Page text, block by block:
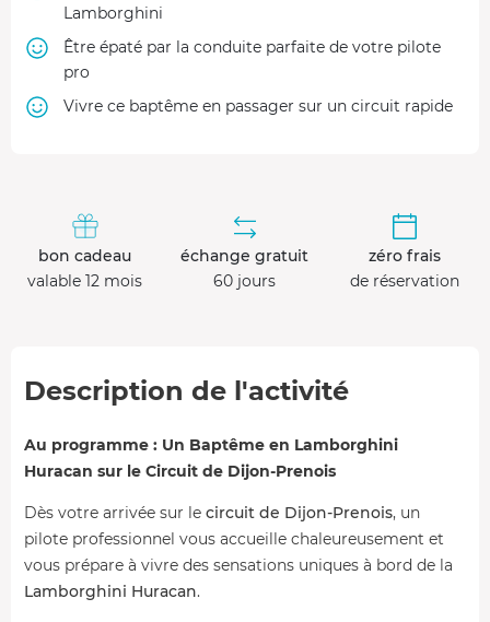
Lamborghini
Être épaté par la conduite parfaite de votre pilote
pro
Vivre ce baptême en passager sur un circuit rapide
bon cadeau
valable 12 mois
échange gratuit
60 jours
zéro frais
de réservation
Description de l'activité
Au programme : Un Baptême en Lamborghini
Huracan sur le Circuit de Dijon-Prenois
Dès votre arrivée sur le circuit de Dijon-Prenois, un
pilote professionnel vous accueille chaleureusement et
vous prépare à vivre des sensations uniques à bord de la
Lamborghini Huracan.